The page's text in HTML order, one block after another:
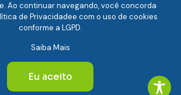
da Economia Digital (camara-e.net) |
Ao continuar navegando, você concorda
de Privacidadee com o uso de cookies
conforme a LGPD.
Saiba Mais
Eu aceito